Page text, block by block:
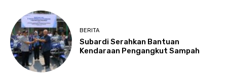
BERITA
Subardi Serahkan Bantuan
Kendaraan Pengangkut Sampah